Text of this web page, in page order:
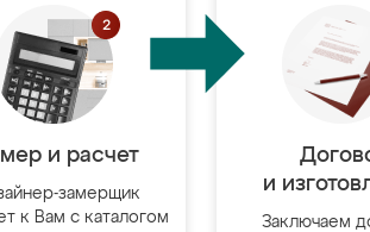
и расчет
замерщик
к Вам с каталогом
и
Заключаем